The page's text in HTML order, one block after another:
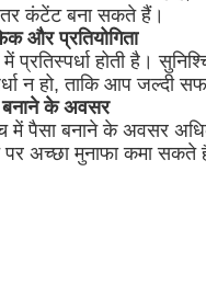
कंटेंट बना सकते हैं।
और प्रतियोगिता
में प्रतिस्पर्धा होती है।
न हो, ताकि आप जल्दी
बनाने के अवसर
में पैसा बनाने के अवसर
पर अच्छा मुनाफा कमा सकते